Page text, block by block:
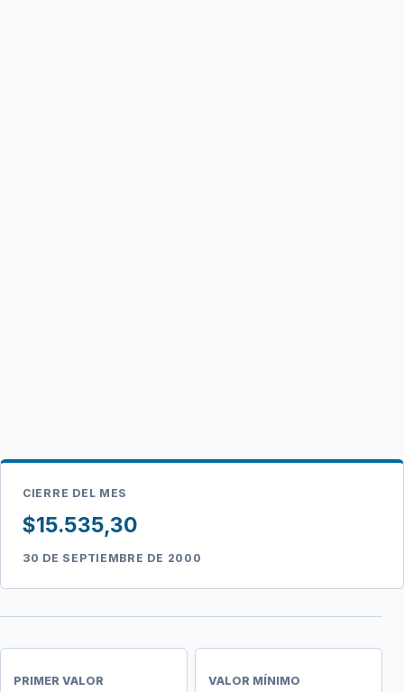
CIERRE DEL MES
$15.535,30
30 DE SEPTIEMBRE DE 2000
PRIMER VALOR VALOR MÍNIMO